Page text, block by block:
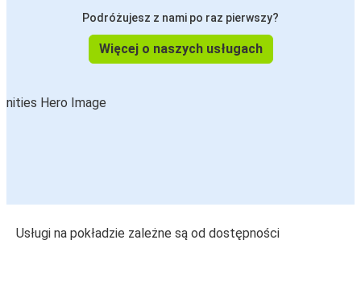
Podróżujesz z nami po raz pierwszy?
Więcej o naszych usługach
Usługi na pokładzie zależne są od dostępności